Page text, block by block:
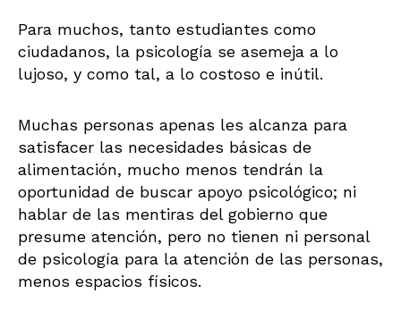
Para muchos, tanto estudiantes como
ciudadanos, la psicología se asemeja a lo
lujoso, y como tal, a lo costoso e inútil.
Muchas personas apenas les alcanza para
satisfacer las necesidades básicas de
alimentación, mucho menos tendrán la
oportunidad de buscar apoyo psicológico; ni
hablar de las mentiras del gobierno que
presume atención, pero no tienen ni personal
de psicología para la atención de las personas,
menos espacios físicos.